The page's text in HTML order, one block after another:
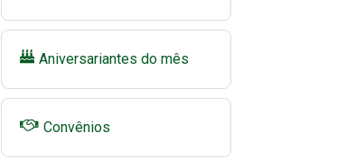
Aniversariantes do mês
Convênios